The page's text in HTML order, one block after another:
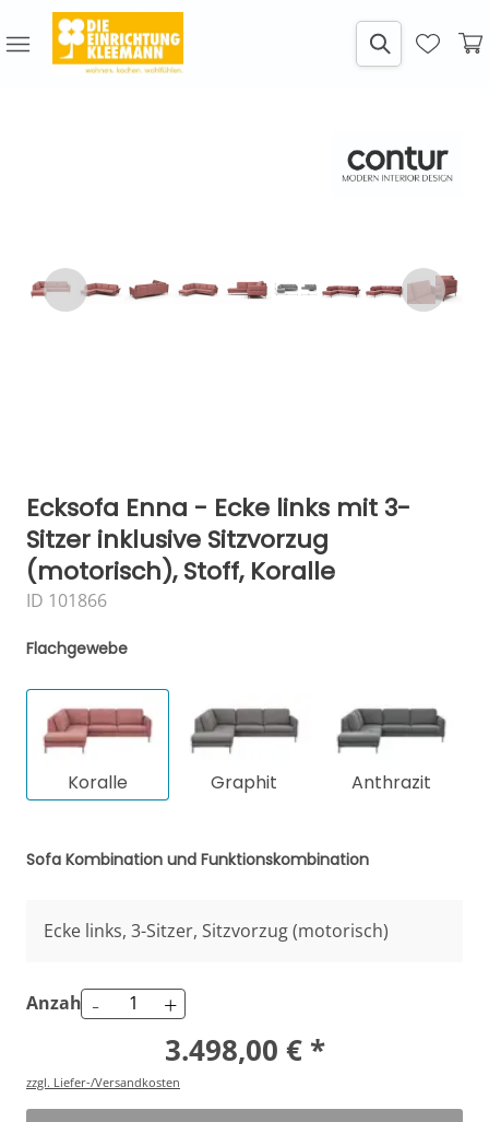
Ecksofa Enna - Ecke links mit 3-
Sitzer inklusive Sitzvorzug
(motorisch), Stoff, Koralle
ID 101866
Flachgewebe
Koralle Graphit Anthrazit
Sofa Kombination und Funktionskombination
Ecke links, 3-Sitzer, Sitzvorzug (motorisch)
Anzahl - +
3.498,00 € *
zzgl. Liefer-/Versandkosten